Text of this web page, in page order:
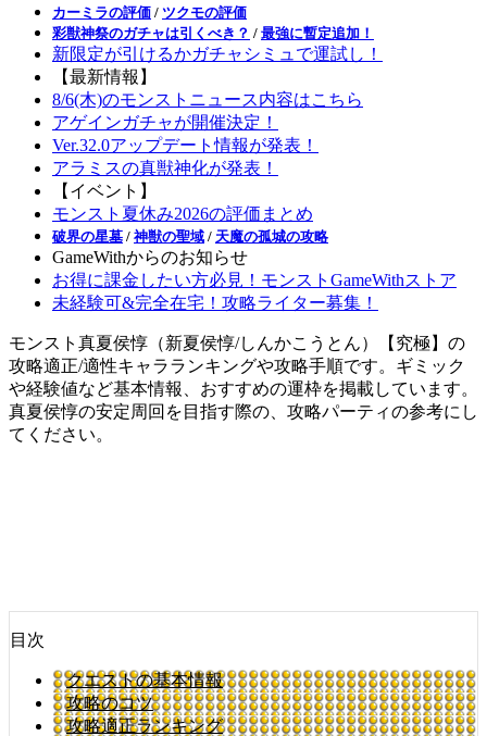
カーミラの評価 / ツクモの評価
彩獣神祭のガチャは引くべき？ / 最強に暫定追加！
新限定が引けるかガチャシミュで運試し！
【最新情報】
8/6(木)のモンストニュース内容はこちら
アゲインガチャが開催決定！
Ver.32.0アップデート情報が発表！
アラミスの真獣神化が発表！
【イベント】
モンスト夏休み2026の評価まとめ
破界の星墓 / 神獣の聖域 / 天魔の孤城の攻略
GameWithからのお知らせ
お得に課金したい方必見！モンストGameWithストア
未経験可&完全在宅！攻略ライター募集！
モンスト真夏侯惇（新夏侯惇/しんかこうとん）【究極】の
攻略適正/適性キャラランキングや攻略手順です。ギミック
や経験値など基本情報、おすすめの運枠を掲載しています。
真夏侯惇の安定周回を目指す際の、攻略パーティの参考にし
てください。
目次
クエストの基本情報
攻略のコツ
攻略適正ランキング